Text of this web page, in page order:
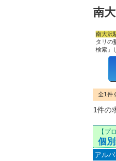
南
南大沢
タリの
検索」
全1件
1件の
【プ
個
アルバ